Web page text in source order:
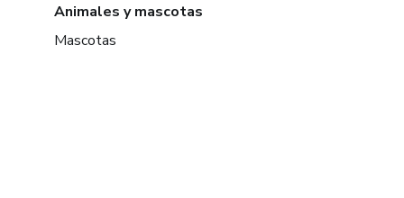
Animales y mascotas
Mascotas